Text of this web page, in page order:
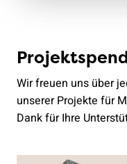
Wir freuen uns über
unserer Projekte für
Dank für Ihre